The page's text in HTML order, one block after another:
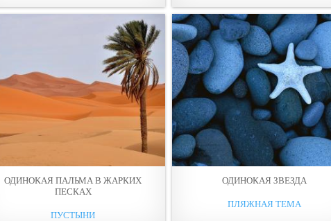
ОДИНОКАЯ ПАЛЬМА В ЖАРКИХ
ПЕСКАХ
ПУСТЫНИ
ОДИНОКАЯ ЗВЕЗДА
ПЛЯЖНАЯ ТЕМА